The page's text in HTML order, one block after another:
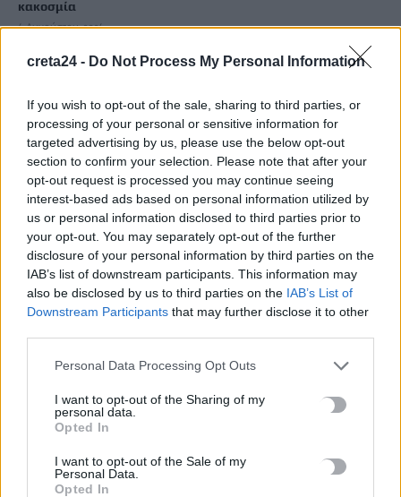
creta24 - Do Not Process My Personal Information
If you wish to opt-out of the sale, sharing to third parties, or
processing of your personal or sensitive information for
targeted advertising by us, please use the below opt-out
section to confirm your selection. Please note that after your
opt-out request is processed you may continue seeing
interest-based ads based on personal information utilized by
us or personal information disclosed to third parties prior to
your opt-out. You may separately opt-out of the further
disclosure of your personal information by third parties on the
IAB’s list of downstream participants. This information may
also be disclosed by us to third parties on the IAB’s List of
Downstream Participants that may further disclose it to other
Personal Data Processing Opt Outs
I want to opt-out of the Sharing of my
personal data.
Opted In
I want to opt-out of the Sale of my
Personal Data.
Opted In
κακοσμία
6 Αυγούστου, 2026
χρηματοδοτήσεις
6 Αυγούστου, 2026
Νέα χρηματοδότηση 1,5 εκατ. ευρώ για διαπλάτυνση του
Αγιοβασιλιώτικου Παραλιακού Δρόμου
Τι δείχνει η ιατροδικαστική εξέταση για τα αίτια θανάτου του
90χρονου που εντοπίστηκε μέσα σε καταψύκτη
Παρατείνονται τα προληπτικά μέτρα στην Κρήτη για την
6 Αυγούστου, 2026